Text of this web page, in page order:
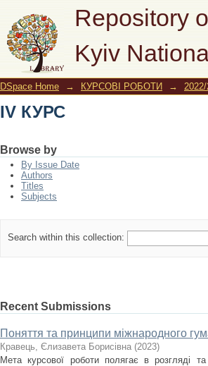
Repository
Kyiv
IV КУРС
DSpace Home → КУРСОВІ РОБОТИ →
IV КУРС
Browse by
By Issue Date
Authors
Titles
Subjects
Search within this collection:
Recent Submissions
Поняття та принципи міжнародного
Кравець, Єлизавета Борисівна (2023)
Мета курсової роботи полягає в розгляді та